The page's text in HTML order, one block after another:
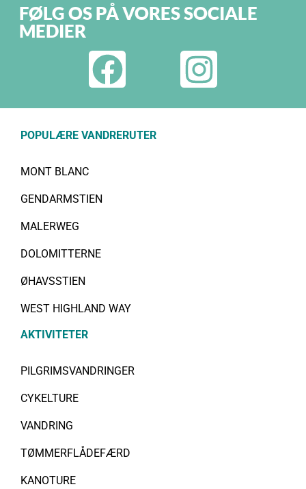
FØLG OS PÅ VORES SOCIALE
MEDIER
POPULÆRE VANDRERUTER
MONT BLANC
GENDARMSTIEN
MALERWEG
DOLOMITTERNE
ØHAVSSTIEN
WEST HIGHLAND WAY
AKTIVITETER
PILGRIMSVANDRINGER
CYKELTURE
VANDRING
TØMMERFLÅDEFÆRD
KANOTURE